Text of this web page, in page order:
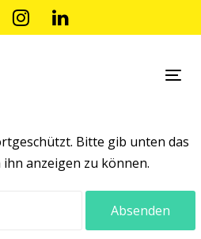
Bitte gib unten das
anzeigen zu können.